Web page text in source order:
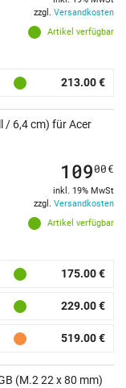
Artikel verfügbar
zzgl. Versandkosten
213.00 €
/ 6,4 cm) für Acer
Artikel verfügbar
10900€
inkl. 19% MwSt
zzgl. Versandkosten
175.00 €
229.00 €
519.00 €
(M.2 22 x 80 mm)